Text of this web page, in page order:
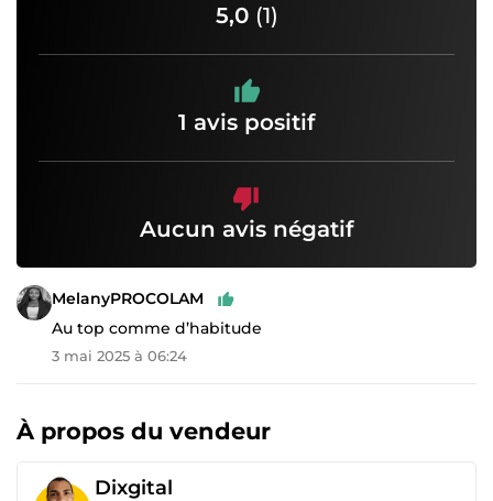
5,0 (1)
1 avis positif
Aucun avis négatif
MelanyPROCOLAM
Au top comme d’habitude
3 mai 2025 à 06:24
À propos du vendeur
Dixgital